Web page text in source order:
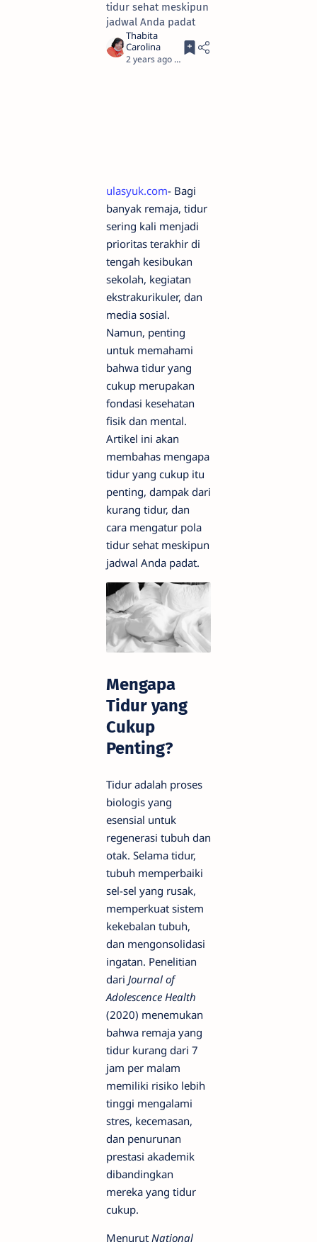
tidur sehat meskipun
jadwal Anda padat
2 years ago 3
ulasyuk.com- Bagi
banyak remaja, tidur
sering kali menjadi
prioritas terakhir di
tengah kesibukan
sekolah, kegiatan
ekstrakurikuler, dan
media sosial.
Namun, penting
untuk memahami
bahwa tidur yang
cukup merupakan
fondasi kesehatan
fisik dan mental.
Artikel ini akan
membahas mengapa
tidur yang cukup itu
penting, dampak dari
kurang tidur, dan
cara mengatur pola
tidur sehat meskipun
jadwal Anda padat.
Mengapa
Tidur yang
Cukup
Penting?
Tidur adalah proses
biologis yang
esensial untuk
regenerasi tubuh dan
otak. Selama tidur,
tubuh memperbaiki
sel-sel yang rusak,
memperkuat sistem
kekebalan tubuh,
dan mengonsolidasi
ingatan. Penelitian
dari Journal of
Adolescence Health
(2020) menemukan
bahwa remaja yang
tidur kurang dari 7
jam per malam
memiliki risiko lebih
tinggi mengalami
stres, kecemasan,
dan penurunan
prestasi akademik
dibandingkan
mereka yang tidur
cukup.
Menurut National